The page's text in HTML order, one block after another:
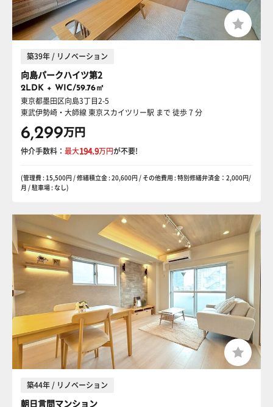
築39年 / リノベーション
向島パークハイツ第2
2LDK + WIC/59.76㎡
東京都墨田区向島3丁目2-5
東武伊勢崎・大師線 東京スカイツリー駅 まで 徒歩 7 分
6,299万円
仲介手数料： 最大194.9万円が不要!
(管理費 : 15,500円 / 修繕積立金 : 20,600円 / その他費用 : 特別修繕弁済金：2,000円/
月 / 駐車場 : なし)
築44年 / リノベーション
朝日言問マンション